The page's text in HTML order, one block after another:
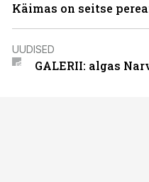
Käimas on seitse
UUDISED
GALERII: algas